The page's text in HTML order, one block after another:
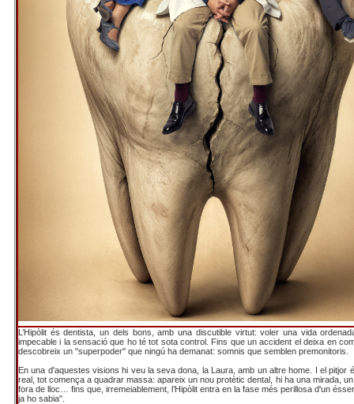
L’Hipòlit és dentista, un dels bons, amb una discutible virtut: voler una vida
impecable i la sensació que ho té tot sota control. Fins que un accident el deixa en
descobreix un "superpoder" que ningú ha demanat: somnis que semblen premonitoris.
En una d'aquestes visions hi veu la seva dona, la Laura, amb un altre home. I el pitjor
real, tot comença a quadrar massa: apareix un nou protètic dental, hi ha una mirada,
fora de lloc… fins que, irremeiablement, l’Hipòlit entra en la fase més perillosa d'un
ja ho sabia".